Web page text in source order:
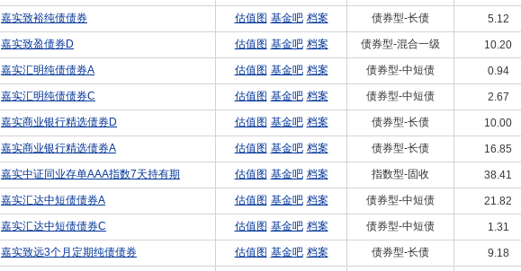
嘉实致裕纯债债券 估值图 基金吧 档案 债券型-长债 5.12
嘉实致盈债券D 估值图 基金吧 档案 债券型-混合一级 10.20
嘉实汇明纯债债券A 估值图 基金吧 档案 债券型-中短债 0.94
嘉实汇明纯债债券C 估值图 基金吧 档案 债券型-中短债 2.67
嘉实商业银行精选债券D 估值图 基金吧 档案 债券型-长债 10.00
嘉实商业银行精选债券A 估值图 基金吧 档案 债券型-长债 16.85
嘉实中证同业存单AAA指数7天持有期 估值图 基金吧 档案 指数型-固收 38.41
嘉实汇达中短债债券A 估值图 基金吧 档案 债券型-中短债 21.82
嘉实汇达中短债债券C 估值图 基金吧 档案 债券型-中短债 1.31
嘉实致远3个月定期纯债债券 估值图 基金吧 档案 债券型-长债 9.18